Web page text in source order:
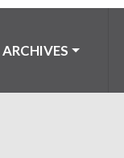
ARCHIVES